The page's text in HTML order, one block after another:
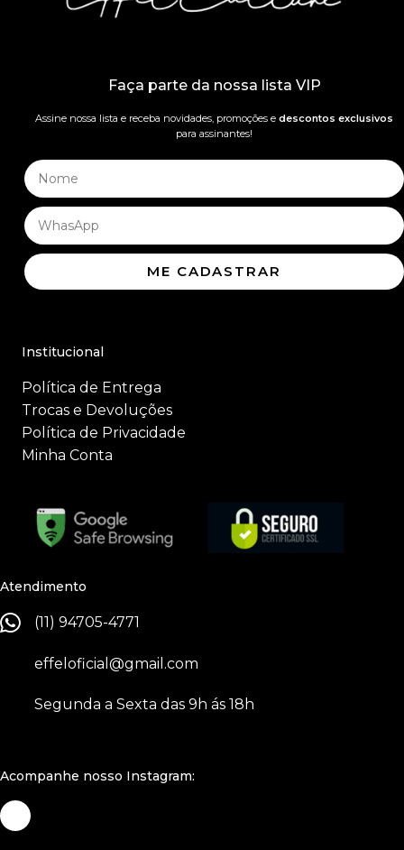
Faça parte da nossa lista VIP
Assine nossa lista e receba novidades, promoções e descontos exclusivos
para assinantes!
ME CADASTRAR
Institucional
Política de Entrega
Trocas e Devoluções
Política de Privacidade
Minha Conta
Atendimento
(11) 94705-4771
effeloficial@gmail.com
Segunda a Sexta das 9h ás 18h
Acompanhe nosso Instagram: